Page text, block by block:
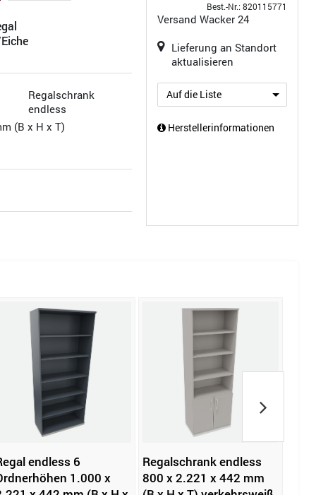
Regalschrank
endless
(B x H x T)
Best.-Nr.: 820115771
Versand Wacker 24
Lieferung an Standort
aktualisieren
Auf die Liste
Herstellerinformationen
endless 6
1.000 x
Regalschrank endless
800 x 2.221 x 442 mm